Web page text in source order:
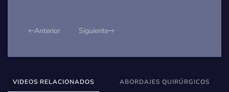
Anterior Siguiente
VIDEOS RELACIONADOS ABORDAJES QUIRÚRGICOS